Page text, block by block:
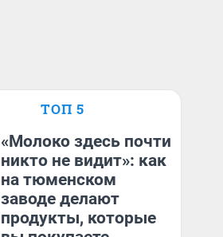
ТОП 5
«Молоко здесь почти
никто не видит»: как
на тюменском
заводе делают
продукты, которые